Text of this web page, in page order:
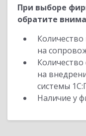
При выборе
обратите
на
на
системы
Наличие у